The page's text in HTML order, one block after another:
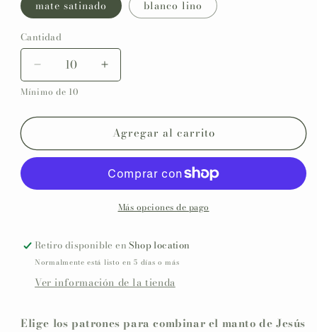
mate satinado blanco lino
Cantidad
Reducir
cantidad
Invitación
Comunión
COLECCIÓN
NIÑO
Aumentar
cantidad
Invitación
impresa
Comunión
COLECCIÓN
NIÑO
JESÚS
Mínimo de 10
Agregar al carrito
Más opciones de pago
Retiro disponible enShop location
Normalmente está listo en 5 días o más
Ver información de la tienda
Elige los patrones para combinar el manto de Jesús